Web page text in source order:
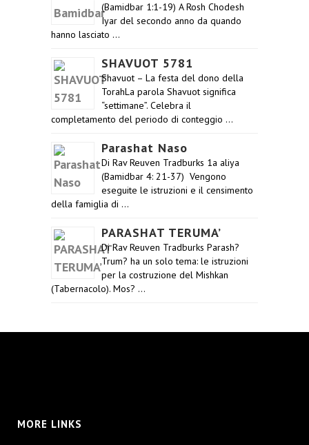
(Bamidbar 1:1-19) A Rosh Chodesh
Iyar del secondo anno da quando
hanno lasciato …
SHAVUOT 5781
Shavuot – La festa del dono della
TorahLa parola Shavuot significa
“settimane”. Celebra il
completamento del periodo di conteggio …
Parashat Naso
Di Rav Reuven Tradburks 1a aliya
(Bamidbar 4: 21-37) Vengono
eseguite le istruzioni e il censimento
della famiglia di …
PARASHAT TERUMA’
Di Rav Reuven Tradburks Parash?
Trum? ha un solo tema: le istruzioni
per la costruzione del Mishkan
(Tabernacolo). Mos? …
MORE LINKS